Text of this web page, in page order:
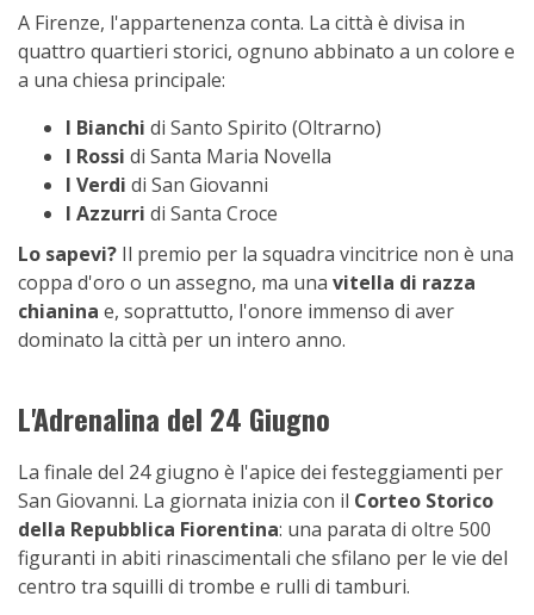
A Firenze, l'appartenenza conta. La città è divisa in
quattro quartieri storici, ognuno abbinato a un colore e
a una chiesa principale:
I Bianchi di Santo Spirito (Oltrarno)
I Rossi di Santa Maria Novella
I Verdi di San Giovanni
I Azzurri di Santa Croce
Lo sapevi? Il premio per la squadra vincitrice non è una
coppa d'oro o un assegno, ma una vitella di razza
chianina e, soprattutto, l'onore immenso di aver
dominato la città per un intero anno.
L'Adrenalina del 24 Giugno
La finale del 24 giugno è l'apice dei festeggiamenti per
San Giovanni. La giornata inizia con il Corteo Storico
della Repubblica Fiorentina: una parata di oltre 500
figuranti in abiti rinascimentali che sfilano per le vie del
centro tra squilli di trombe e rulli di tamburi.